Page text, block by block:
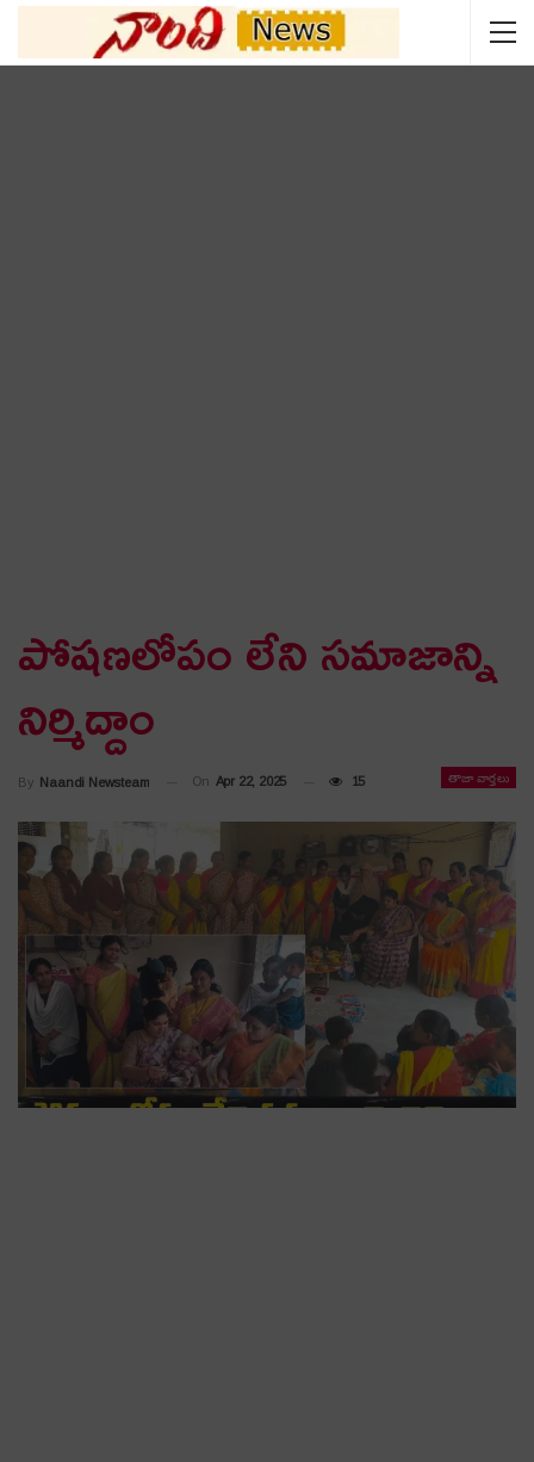
పోష‌ణలోపం లేని స‌మాజాన్ని
నిర్మిద్దాం
తాజా వార్తలు
By Naandi Newsteam On Apr 22, 2025 15